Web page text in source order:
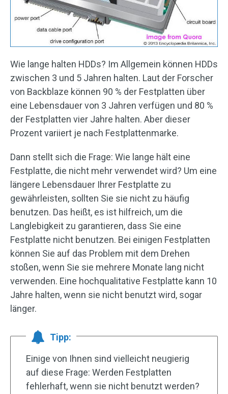
Wie lange halten HDDs? Im Allgemein können HDDs
zwischen 3 und 5 Jahren halten. Laut der Forscher
von Backblaze können 90 % der Festplatten über
eine Lebensdauer von 3 Jahren verfügen und 80 %
der Festplatten vier Jahre halten. Aber dieser
Prozent variiert je nach Festplattenmarke.
Dann stellt sich die Frage: Wie lange hält eine
Festplatte, die nicht mehr verwendet wird? Um eine
längere Lebensdauer Ihrer Festplatte zu
gewährleisten, sollten Sie sie nicht zu häufig
benutzen. Das heißt, es ist hilfreich, um die
Langlebigkeit zu garantieren, dass Sie eine
Festplatte nicht benutzen. Bei einigen Festplatten
können Sie auf das Problem mit dem Drehen
stoßen, wenn Sie sie mehrere Monate lang nicht
verwenden. Eine hochqualitative Festplatte kann 10
Jahre halten, wenn sie nicht benutzt wird, sogar
länger.
Tipp:
Einige von Ihnen sind vielleicht neugierig
auf diese Frage: Werden Festplatten
fehlerhaft, wenn sie nicht benutzt werden?